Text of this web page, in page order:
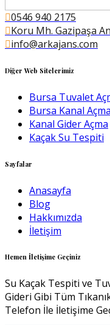
0546 940 2175
Koru Mh. Gazipaşa
info@arkajans.com
Diğer Web Sitelerimiz
Bursa Tuvalet
Bursa Kanal Açma
Kanal Gider Açma
Kaçak Su Tespiti
Sayfalar
Anasayfa
Blog
Hakkımızda
İletişim
Hemen İletişime Geçiniz
Su Kaçak Tespiti ve
Gideri Gibi Tüm
Telefon İle İletişime